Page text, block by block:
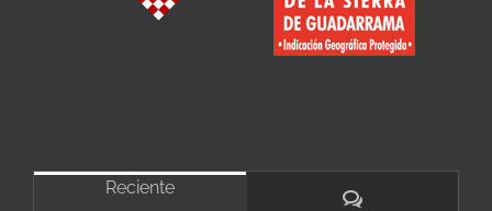
Reciente
Comentarios